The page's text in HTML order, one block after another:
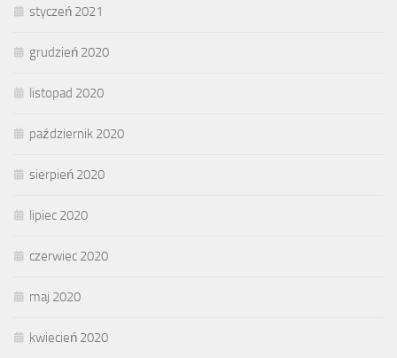
styczeń 2021
grudzień 2020
listopad 2020
październik 2020
sierpień 2020
lipiec 2020
czerwiec 2020
maj 2020
kwiecień 2020